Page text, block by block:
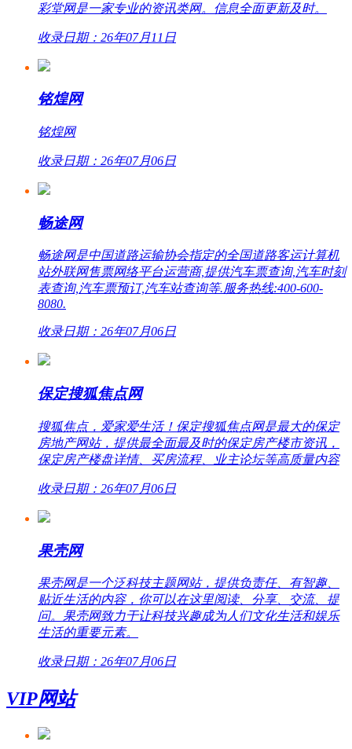
彩堂网是一家专业的资讯类网。信息全面更新及时。
收录日期：26年07月11日
铭煌网
铭煌网
收录日期：26年07月06日
畅途网
畅途网是中国道路运输协会指定的全国道路客运计算机
站外联网售票网络平台运营商,提供汽车票查询,汽车时刻
表查询,汽车票预订,汽车站查询等.服务热线:400-600-
8080.
收录日期：26年07月06日
保定搜狐焦点网
搜狐焦点，爱家爱生活！保定搜狐焦点网是最大的保定
房地产网站，提供最全面最及时的保定房产楼市资讯，
保定房产楼盘详情、买房流程、业主论坛等高质量内容
收录日期：26年07月06日
果壳网
果壳网是一个泛科技主题网站，提供负责任、有智趣、
贴近生活的内容，你可以在这里阅读、分享、交流、提
问。果壳网致力于让科技兴趣成为人们文化生活和娱乐
生活的重要元素。
收录日期：26年07月06日
VIP网站